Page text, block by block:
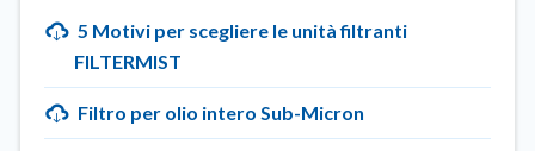
5 Motivi per scegliere le unità filtranti
FILTERMIST
Filtro per olio intero Sub-Micron